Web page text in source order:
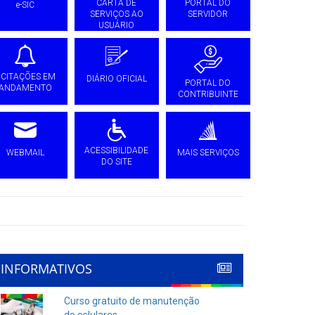
e-SIC
CARTA DE
SERVIÇOS AO
USUÁRIO
PORTAL DO
SERVIDOR
EM
DIÁRIO OFICIAL
PORTAL DO
CONTRIBUINTE
WEBMAIL
ACESSIBILIDADE
DO SITE
MAIS SERVIÇOS
INFORMATIVOS
Curso gratuito de manutenção